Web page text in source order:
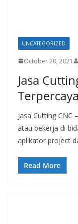
UNCATEGORIZED
October 20, 2021
Jasa
Terpercaya
Jasa Cutting CNC
atau bekerja di
aplikator project
Read More